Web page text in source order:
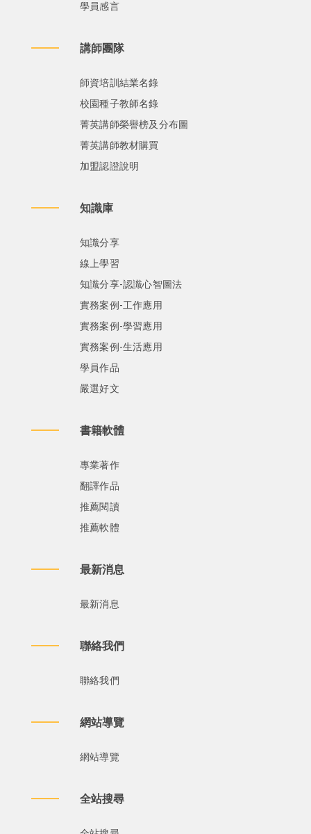
學員感言
講師團隊
師資培訓結業名錄
校園種子教師名錄
菁英講師榮譽榜及分布圖
菁英講師教材購買
加盟認證說明
知識庫
知識分享
線上學習
知識分享-認識心智圖法
實務案例-工作應用
實務案例-學習應用
實務案例-生活應用
學員作品
嚴選好文
書籍軟體
專業著作
翻譯作品
推薦閱讀
推薦軟體
最新消息
最新消息
聯絡我們
聯絡我們
網站導覽
網站導覽
全站搜尋